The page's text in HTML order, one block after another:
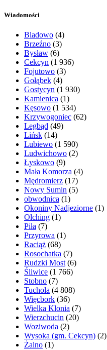
Wiadomości
Bladowo (4)
Brzeźno (3)
Bysław (6)
Cekcyn (1 936)
Fojutowo (3)
Gołąbek (4)
Gostycyn (1 930)
Kamienica (1)
Kęsowo (1 534)
Krzywogoniec (62)
Legbąd (49)
Lińsk (14)
Lubiewo (1 590)
Ludwichowo (2)
Łyskowo (9)
Mała Komorza (4)
Mędromierz (17)
Nowy Sumin (5)
obwodnica (1)
Okoniny Nadjeziorne (1)
Olching (1)
Piła (7)
Przyrowa (1)
Raciąż (68)
Rosochatka (7)
Rudzki Most (6)
Śliwice (1 766)
Stobno (7)
Tuchola (4 808)
Więcbork (36)
Wielka Klonia (7)
Wierzchucin (20)
Woziwoda (2)
Wysoka (gm. Cekcyn) (2)
Żalno (1)